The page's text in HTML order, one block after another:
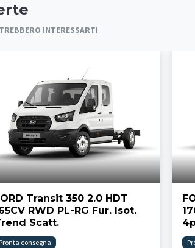
INTERESSARTI
Transit 350 2.0 HDT
RWD PL-RG Fur. Isot.
Scatt.
Pronta consegna